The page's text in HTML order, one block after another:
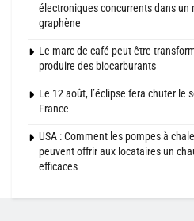
électroniques concurrents dans
graphène
Le marc de café peut être
produire des biocarburants
Le 12 août, l’éclipse fera chuter le
France
USA : Comment les pompes à
peuvent offrir aux locataires un
efficaces